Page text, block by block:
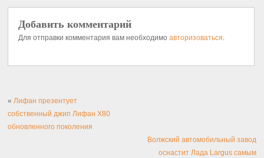
Добавить комментарий
Для отправки комментария вам необходимоавторизоваться.
«Лифан презентует
собственный джип Лифан X80
обновленного поколения
Волжский автомобильный завод
оснастит Лада Largus самым